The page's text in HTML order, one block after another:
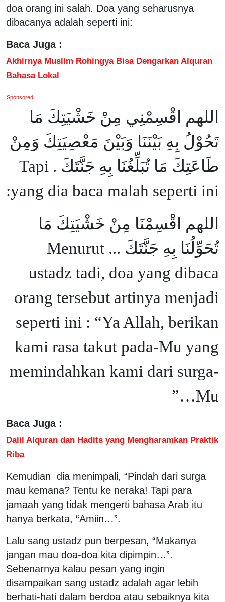
doa orang ini salah. Doa yang seharusnya
dibacanya adalah seperti ini:
Baca Juga :
Akhirnya Muslim Rohingya Bisa Dengarkan Alquran
Bahasa Lokal
Sponsored
اللهم اقْسِمْنِي مِنْ خَشْيَتِكَ مَا
تَحُوْلُ بِهِ بَيْنَنَا وَبَيْنَ مَعْصِيَتِكَ وَمِنْ
طَاعَتِكَ مَا تُبَلِّغُنَا بِهِ جَنَّتَكَ . Tapi
yang dia baca malah seperti ini:
اللهم اقْسِمْنَا مِنْ خَشْيَتِكَ مَا
تُحَوِّلُنَا بِهِ جَنَّتَكَ ... Menurut
ustadz tadi, doa yang dibaca
orang tersebut artinya menjadi
seperti ini : “Ya Allah, berikan
kami rasa takut pada-Mu yang
memindahkan kami dari surga-
Mu…”
Baca Juga :
Dalil Alquran dan Hadits yang Mengharamkan Praktik
Riba
Kemudian dia menimpali, “Pindah dari surga
mau kemana? Tentu ke neraka! Tapi para
jamaah yang tidak mengerti bahasa Arab itu
hanya berkata, “Amiin…”.
Lalu sang ustadz pun berpesan, “Makanya
jangan mau doa-doa kita dipimpin…”.
Sebenarnya kalau pesan yang ingin
disampaikan sang ustadz adalah agar lebih
berhati-hati dalam berdoa atau sebaiknya kita